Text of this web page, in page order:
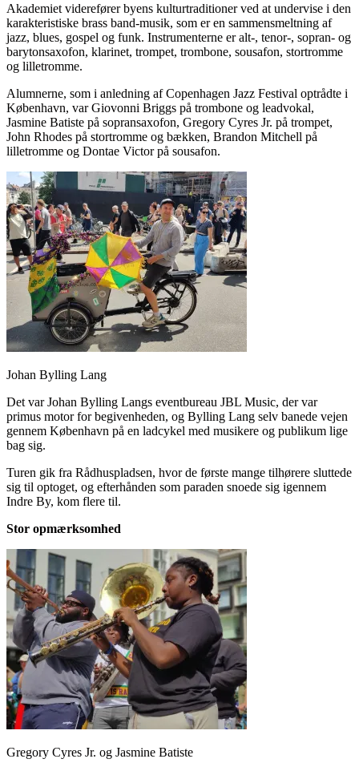
Akademiet viderefører byens kulturtraditioner ved at undervise i den
karakteristiske brass band-musik, som er en sammensmeltning af
jazz, blues, gospel og funk. Instrumenterne er alt-, tenor-, sopran- og
barytonsaxofon, klarinet, trompet, trombone, sousafon, stortromme
og lilletromme.
Alumnerne, som i anledning af Copenhagen Jazz Festival optrådte i
København, var Giovonni Briggs på trombone og leadvokal,
Jasmine Batiste på sopransaxofon, Gregory Cyres Jr. på trompet,
John Rhodes på stortromme og bækken, Brandon Mitchell på
lilletromme og Dontae Victor på sousafon.
Johan Bylling Lang
Det var Johan Bylling Langs eventbureau JBL Music, der var
primus motor for begivenheden, og Bylling Lang selv banede vejen
gennem København på en ladcykel med musikere og publikum lige
bag sig.
Turen gik fra Rådhuspladsen, hvor de første mange tilhørere sluttede
sig til optoget, og efterhånden som paraden snoede sig igennem
Indre By, kom flere til.
Stor opmærksomhed
Gregory Cyres Jr. og Jasmine Batiste